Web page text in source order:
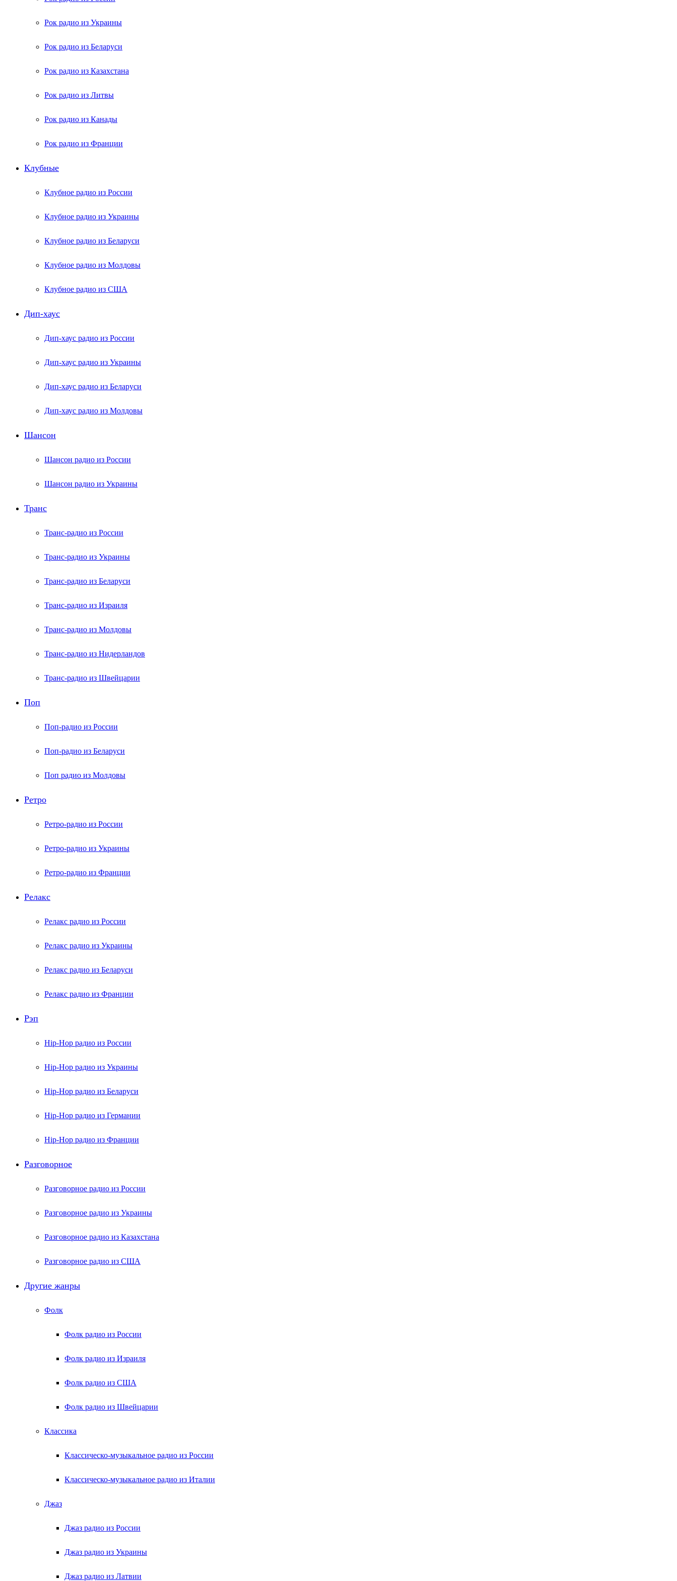
Рок радио из Украины
Рок радио из Беларуси
Рок радио из Казахстана
Рок радио из Литвы
Рок радио из Канады
Рок радио из Франции
Клубные
Клубное радио из России
Клубное радио из Украины
Клубное радио из Беларуси
Клубное радио из Молдовы
Клубное радио из США
Дип-хаус
Дип-хаус радио из России
Дип-хаус радио из Украины
Дип-хаус радио из Беларуси
Дип-хаус радио из Молдовы
Шансон
Шансон радио из России
Шансон радио из Украины
Транс
Транс-радио из России
Транс-радио из Украины
Транс-радио из Беларуси
Транс-радио из Израиля
Транс-радио из Молдовы
Транс-радио из Нидерландов
Транс-радио из Швейцарии
Поп
Поп-радио из России
Поп-радио из Беларуси
Поп радио из Молдовы
Ретро
Ретро-радио из России
Ретро-радио из Украины
Ретро-радио из Франции
Релакс
Релакс радио из России
Релакс радио из Украины
Релакс радио из Беларуси
Релакс радио из Франции
Рэп
Hip-Hop радио из России
Hip-Hop радио из Украины
Hip-Hop радио из Беларуси
Hip-Hop радио из Германии
Hip-Hop радио из Франции
Разговорное
Разговорное радио из России
Разговорное радио из Украины
Разговорное радио из Казахстана
Разговорное радио из США
Другие жанры
Фолк
Фолк радио из России
Фолк радио из Израиля
Фолк радио из США
Фолк радио из Швейцарии
Классика
Классическо-музыкальное радио из России
Классическо-музыкальное радио из Италии
Джаз
Джаз радио из России
Джаз радио из Украины
Джаз радио из Латвии